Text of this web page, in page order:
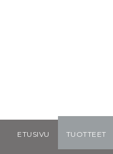
ETUSIVU TUOTTEET